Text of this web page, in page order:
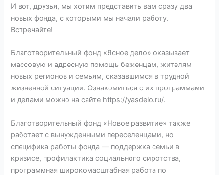
И вот, друзья, мы хотим представить вам сразу два
новых фонда, с которыми мы начали работу.
Встречайте!
Благотворительный фонд «Ясное дело» оказывает
массовую и адресную помощь беженцам, жителям
новых регионов и семьям, оказавшимся в трудной
жизненной ситуации. Ознакомиться с их программами
и делами можно на сайте https://yasdelo.ru/.
Благотворительный фонд «Новое развитие» также
работает с вынужденными переселенцами, но
специфика работы фонда — поддержка семьи в
кризисе, профилактика социального сиротства,
программная широкомасштабная работа по